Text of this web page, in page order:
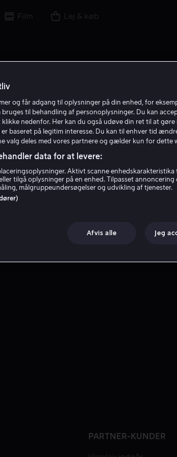
Film Lej & køb
O E
Endresen
PARTNER-KUNDER
og får adgang til oplysninger på din enhed, for
til behandling af personoplysninger. Du kan
nedenfor. Her kan du også udøve din ret til at gøre
baseret på legitim interesse. Du kan til enhver tid
valg deles med vores partnere og gælder kun for dette
data for at levere:
Aktivt scanne enhedskarakteristika
tilgå oplysninger på en enhed. Tilpasset annoncering
målgruppeundersøgelser og udvikling af tjenester.
Afvis alle Jeg